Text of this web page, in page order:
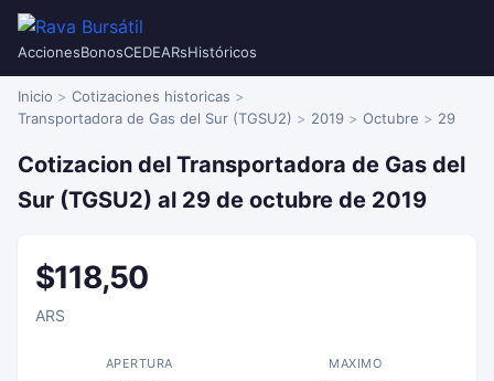
AccionesBonosCEDEARsHistóricos
Inicio
Cotizaciones historicas
Transportadora de Gas del Sur (TGSU2)
2019 Octubre 29
Cotizacion del Transportadora de Gas del
Sur (TGSU2) al 29 de octubre de 2019
$118,50
ARS
APERTURA MAXIMO